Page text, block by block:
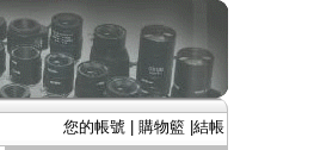
您的帳號 購物籃 結帳